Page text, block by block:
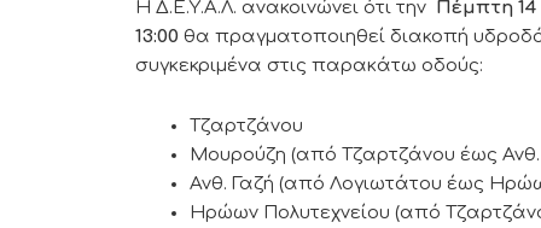
Η Δ.Ε.Υ.Α.Λ. ανακοινώνει ότι την Πέμπτη
13:00 θα πραγματοποιηθεί διακοπή
συγκεκριμένα στις παρακάτω οδούς:
Τζαρτζάνου
Μουρούζη (από Τζαρτζάνου έως Ανθ.
Ανθ. Γαζή (από Λογιωτάτου έως
Ηρώων Πολυτεχνείου (από